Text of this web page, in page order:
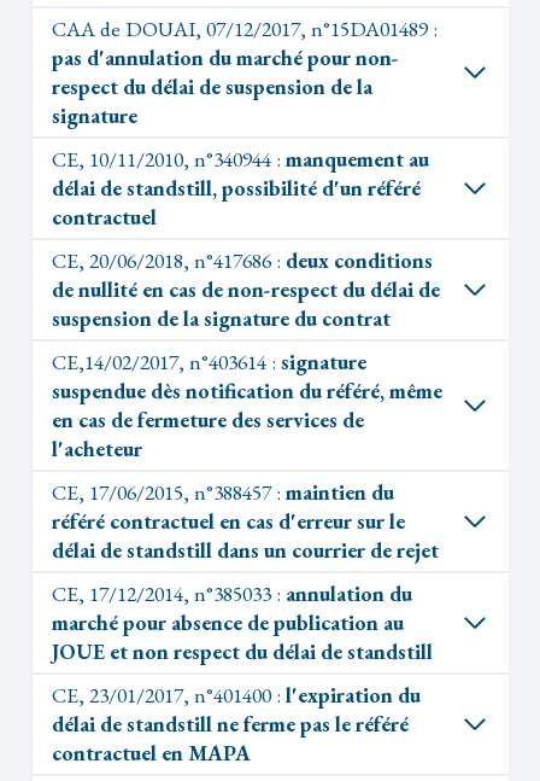
CAA de DOUAI, 07/12/2017, n°15DA01489 :
pas d'annulation du marché pour non-
respect du délai de suspension de la
signature
CE, 10/11/2010, n°340944 : manquement au
délai de standstill, possibilité d'un référé
contractuel
CE, 20/06/2018, n°417686 : deux conditions
de nullité en cas de non-respect du délai de
suspension de la signature du contrat
CE,14/02/2017, n°403614 : signature
suspendue dès notification du référé, même
en cas de fermeture des services de
l'acheteur
CE, 17/06/2015, n°388457 : maintien du
référé contractuel en cas d'erreur sur le
délai de standstill dans un courrier de rejet
CE, 17/12/2014, n°385033 : annulation du
marché pour absence de publication au
JOUE et non respect du délai de standstill
CE, 23/01/2017, n°401400 : l'expiration du
délai de standstill ne ferme pas le référé
contractuel en MAPA